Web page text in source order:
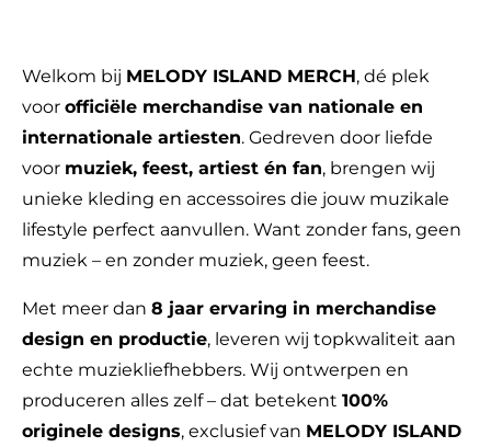
Welkom bij MELODY ISLAND MERCH, dé plek
voor officiële merchandise van nationale en
internationale artiesten. Gedreven door liefde
voor muziek, feest, artiest én fan, brengen wij
unieke kleding en accessoires die jouw muzikale
lifestyle perfect aanvullen. Want zonder fans, geen
muziek – en zonder muziek, geen feest.
Met meer dan 8 jaar ervaring in merchandise
design en productie, leveren wij topkwaliteit aan
echte muziekliefhebbers. Wij ontwerpen en
produceren alles zelf – dat betekent 100%
originele designs, exclusief van MELODY ISLAND